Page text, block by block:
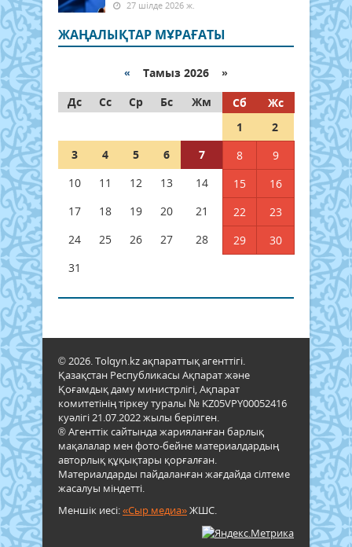
27 шілде 2026 ж.
ЖАҢАЛЫҚТАР МҰРАҒАТЫ
« Тамыз 2026 »
Дс
Сс Ср Бс Жм Сб
Жс
1
2
3
4 5 6 7 8
9
10
11 12 13 14 15
16
17
18 19 20 21 22
23
24
25 26 27 28 29
30
31
© 2026. Tolqyn.kz ақпараттық агенттігі.
Қазақстан Республикасы Ақпарат және
Қоғамдық даму министрлігі, Ақпарат
комитетінің тіркеу туралы № KZ05VPY00052416
куәлігі 21.07.2022 жылы берілген.
® Агенттік сайтында жарияланған барлық
мақалалар мен фото-бейне материалдардың
авторлық құқықтары қорғалған.
Материалдарды пайдаланған жағдайда сілтеме
жасалуы міндетті.
Меншік иесі:«Сыр медиа»ЖШС.